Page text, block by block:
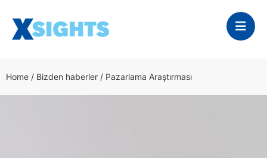
Home / Bizden haberler / Pazarlama Araştırması